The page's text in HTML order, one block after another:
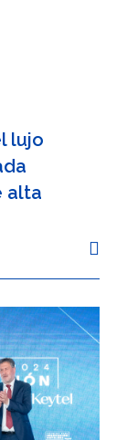
lujo
alta